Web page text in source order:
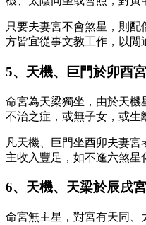
只要夫妻宮不會煞星，則
方皆宜從事文教工作，以閒
5、天機、巨門於卯酉
命宮為天梁獨坐，由於天
不治之症，或無子女，或生
凡天機、巨門坐酉卯夫妻
主收入豐足，如不逢六煞星
6、天機、天梁於辰戌
命宮無主星，對宮有天同、